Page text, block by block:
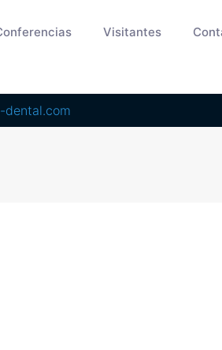
Visitantes
dental.com